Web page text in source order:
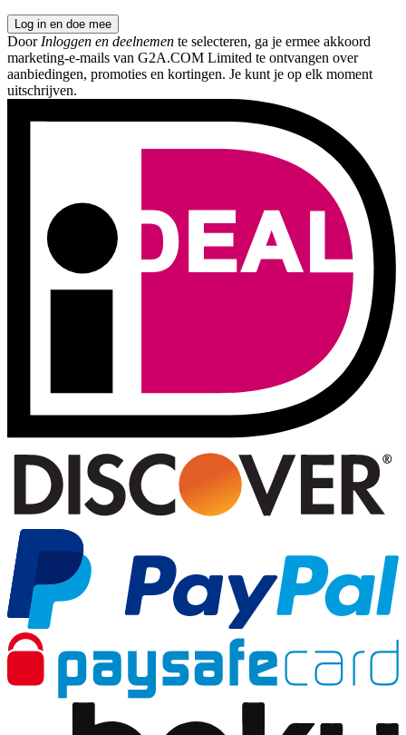
Log in en doe mee
Door Inloggen en deelnemen te selecteren, ga je ermee akkoord
marketing-e-mails van G2A.COM Limited te ontvangen over
aanbiedingen, promoties en kortingen. Je kunt je op elk moment
uitschrijven.